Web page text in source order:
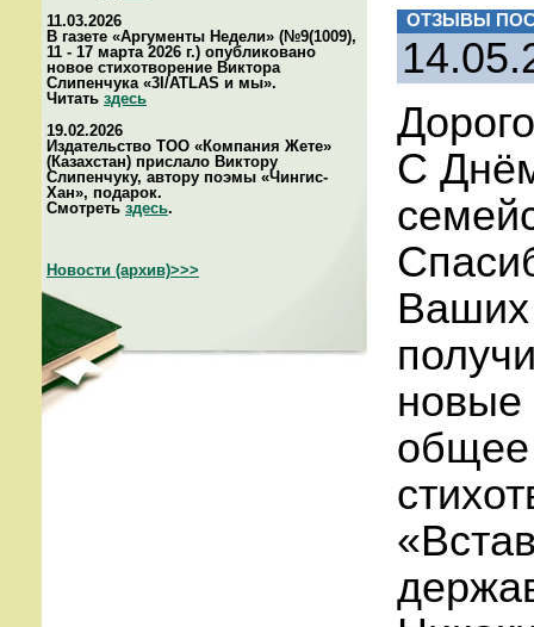
11.03.2026
В газете «Аргументы Недели» (№9(1009),
11 - 17 марта 2026 г.) опубликовано
новое стихотворение Виктора
Слипенчука «3I/ATLAS и мы».
Читать здесь
19.02.2026
Издательство ТОО «Компания Жете»
(Казахстан) прислало Виктору
Слипенчуку, автору поэмы «Чингис-
Хан», подарок.
Смотреть здесь.
Новости (архив)>>>
ОТЗЫВЫ
С
Ваших
новые
общее